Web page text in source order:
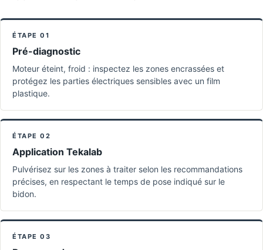
ÉTAPE 01
Pré-diagnostic
Moteur éteint, froid : inspectez les zones encrassées et
protégez les parties électriques sensibles avec un film
plastique.
ÉTAPE 02
Application Tekalab
Pulvérisez sur les zones à traiter selon les recommandations
précises, en respectant le temps de pose indiqué sur le
bidon.
ÉTAPE 03